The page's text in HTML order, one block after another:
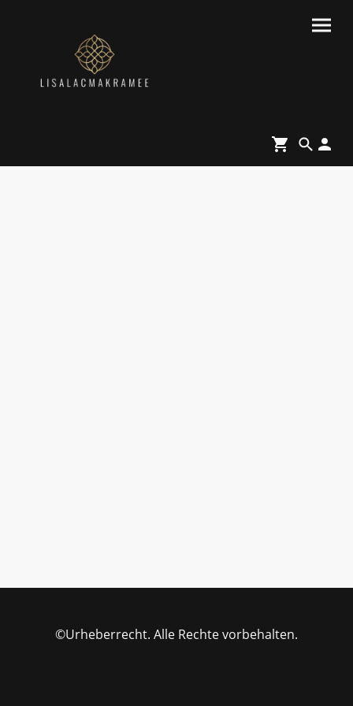
©Urheberrecht. Alle Rechte vorbehalten.